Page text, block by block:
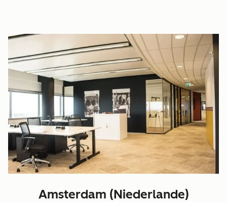
Amsterdam (Niederlande)